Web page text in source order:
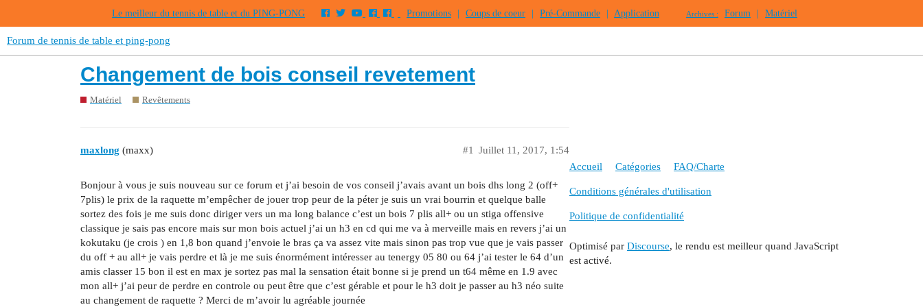
Le meilleur du tennis de table et du PING-PONG Promotions Coups de coeur Pré-Commande Application Archives : Forum Matériel
Forum de tennis de table et ping-pong
Changement de bois conseil revetement
Matériel Revêtements
maxlong (maxx) Juillet 11, 2017, 1:54
#1
Bonjour à vous je suis nouveau sur ce forum et j’ai besoin de vos conseil j’avais avant un bois dhs long 2 (off+
7plis) le prix de la raquette m’empêcher de jouer trop peur de la péter je suis un vrai bourrin et quelque balle
sortez des fois je me suis donc diriger vers un ma long balance c’est un bois 7 plis all+ ou un stiga offensive
classique je sais pas encore mais sur mon bois actuel j’ai un h3 en cd qui me va à merveille mais en revers j’ai un
kokutaku (je crois ) en 1,8 bon quand j’envoie le bras ça va assez vite mais sinon pas trop vue que je vais passer
du off + au all+ je vais perdre et là je me suis énormément intéresser au tenergy 05 80 ou 64 j’ai tester le 64 d’un
amis classer 15 bon il est en max je sortez pas mal la sensation était bonne si je prend un t64 même en 1.9 avec
mon all+ j’ai peur de perdre en controle ou peut être que c’est gérable et pour le h3 doit je passer au h3 néo suite
au changement de raquette ? Merci de m’avoir lu agréable journée
Accueil Catégories FAQ/Charte
Conditions générales d'utilisation
Politique de confidentialité
Optimisé par Discourse, le rendu est meilleur quand JavaScript
est activé.